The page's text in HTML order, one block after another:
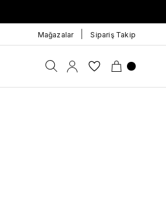
Mağazalar Sipariş Takip